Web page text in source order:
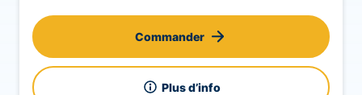
Plus d’info
Commander